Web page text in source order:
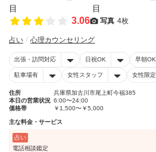
3.06 写真 4枚
占い 心理カウンセリング
出張・訪問対応 日祝OK 早朝OK
駐車場有 女性スタッフ 女性限定
住所
兵庫県加古川市尾上町今福385
本日の営業状況 6:00〜24:00
価格帯
￥1,500〜￥5,000
主な料金・サービス
占い
電話相談鑑定